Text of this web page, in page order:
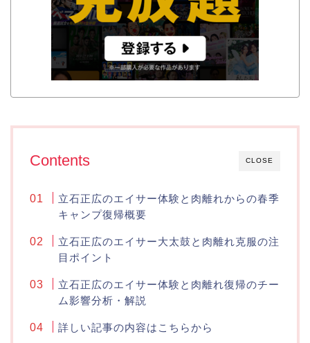
CLOSE
Contents
立石正広のエイサー体験と肉離れからの春季
キャンプ復帰概要
立石正広のエイサー大太鼓と肉離れ克服の注
目ポイント
立石正広のエイサー体験と肉離れ復帰のチー
ム影響分析・解説
詳しい記事の内容はこちらから